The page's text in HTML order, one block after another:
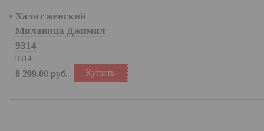
Халат женский
Милавица Джимил
9314
9314
Купить
8 299.00 руб.